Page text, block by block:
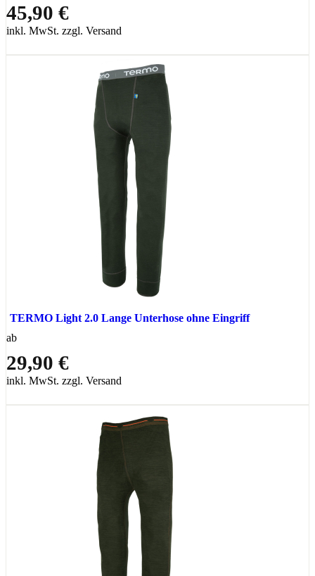
45,90 €
inkl. MwSt. zzgl. Versand
TERMO Light 2.0 Lange Unterhose ohne Eingriff
ab
29,90 €
inkl. MwSt. zzgl. Versand